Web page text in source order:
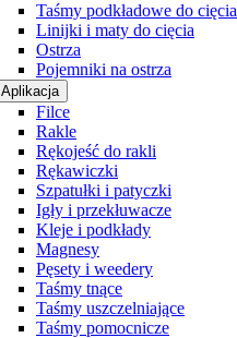
Taśmy podkładowe do cięcia
Linijki i maty do cięcia
Ostrza
Pojemniki na ostrza
Aplikacja
Filce
Rakle
Rękojeść do rakli
Rękawiczki
Szpatułki i patyczki
Igły i przekłuwacze
Kleje i podkłady
Magnesy
Pęsety i weedery
Taśmy tnące
Taśmy uszczelniające
Taśmy pomocnicze